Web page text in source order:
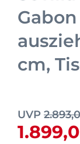
cm,
UVP